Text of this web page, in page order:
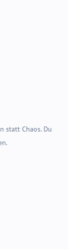
statt Chaos. Du